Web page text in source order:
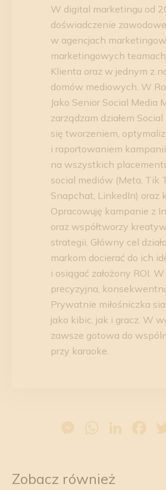
W digital marketingu od
doświadczenie
w agencjach
marketingowych
Klienta oraz w jednym z
domów mediowych. W
Jako Senior Social Media
zarządzam działem
się tworzeniem,
i raportowaniem
na wszystkich
social mediów (Meta, Tik
Snapchat, LinkedIn) oraz
Opracowuję kampanie z
oraz współtworzy
strategii. Główny cel
markom docierać do ich
i osiągać założony ROI.
precyzyjna,
Prywatnie miłośniczka
jako kibic, jak i gracz. W
zawsze gotowa do
przy karaoke.
Zobacz również